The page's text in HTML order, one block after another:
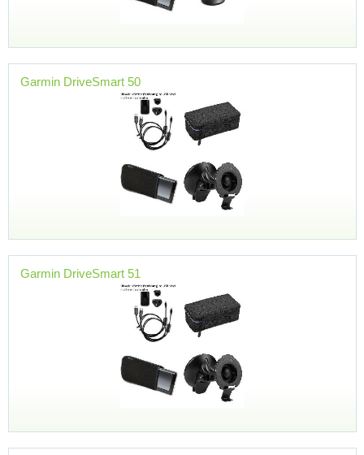
Garmin DriveSmart 50
Garmin DriveSmart 51